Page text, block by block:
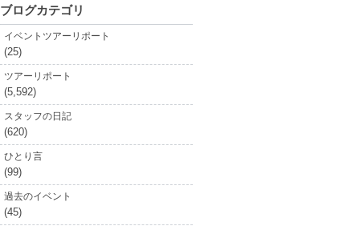
ブログカテゴリ
イベントツアーリポート
(25)
ツアーリポート
(5,592)
スタッフの日記
(620)
ひとり言
(99)
過去のイベント
(45)